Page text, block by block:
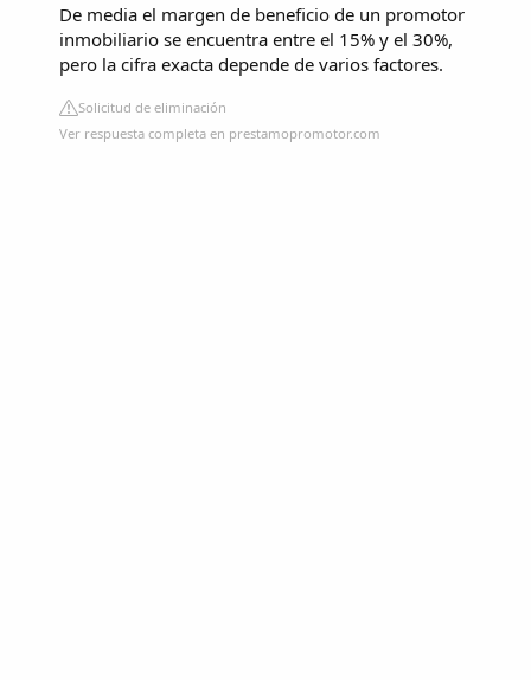
De media el margen de beneficio de un promotor
inmobiliario se encuentra entre el 15% y el 30%,
pero la cifra exacta depende de varios factores.
Solicitud de eliminación
Ver respuesta completa en prestamopromotor.com